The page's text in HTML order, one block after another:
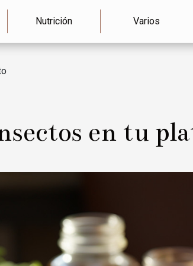
Nutrición Varios
en tu